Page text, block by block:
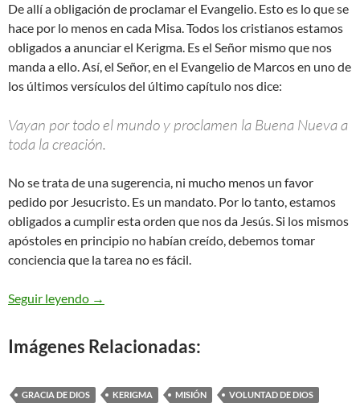
De allí a obligación de proclamar el Evangelio. Esto es lo que se
hace por lo menos en cada Misa. Todos los cristianos estamos
obligados a anunciar el Kerigma. Es el Señor mismo que nos
manda a ello. Así, el Señor, en el Evangelio de Marcos en uno de
los últimos versículos del último capítulo nos dice:
Vayan por todo el mundo y proclamen la Buena Nueva a
toda la creación.
No se trata de una sugerencia, ni mucho menos un favor
pedido por Jesucristo. Es un mandato. Por lo tanto, estamos
obligados a cumplir esta orden que nos da Jesús. Si los mismos
apóstoles en principio no habían creído, debemos tomar
conciencia que la tarea no es fácil.
Seguir leyendo Marcos 16,9-15 – no habían creído
→
Imágenes Relacionadas:
GRACIA DE DIOS KERIGMA MISIÓN VOLUNTAD DE DIOS